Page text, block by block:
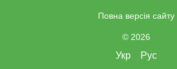
Повна версія сайту
© 2026
Укр Рус